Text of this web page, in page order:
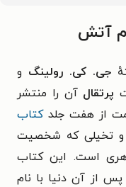
آتش
جی. کی. رولینگ و
پرتقالآن را منتشر
از هفت جلدکتاب
و تخیلی که شخصیت
هری است. این کتاب
منتشر شد و پس از آن دنیا با نام